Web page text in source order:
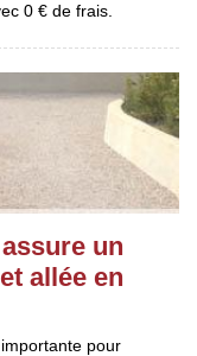
0 € de frais.
un
allée en
pour